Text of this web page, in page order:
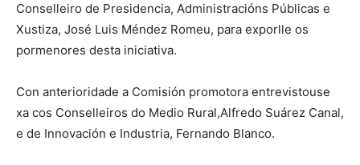
Conselleiro de Presidencia, Administracións Públicas e
Xustiza, José Luis Méndez Romeu, para exporlle os
pormenores desta iniciativa.
Con anterioridade a Comisión promotora entrevistouse
xa cos Conselleiros do Medio Rural,Alfredo Suárez Canal,
e de Innovación e Industria, Fernando Blanco.